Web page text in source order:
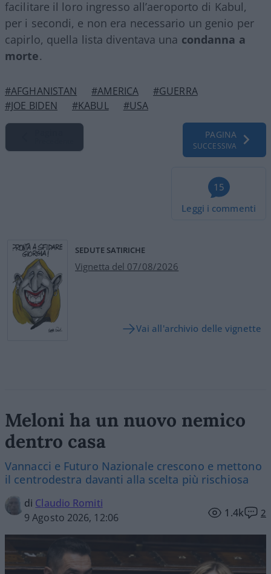
facilitare il loro ingresso all’aeroporto di Kabul,
per i secondi, e non era necessario un genio per
capirlo, quella lista diventava una condanna a
morte.
#AFGHANISTAN #AMERICA
#GUERRA
#JOE BIDEN
#KABUL #USA
PAGINA
SUCCESSIVA
15
Leggi i commenti
SEDUTE SATIRICHE
Vignetta del 07/08/2026
Vai all'archivio delle vignette
Meloni ha un nuovo nemico
dentro casa
Vannacci e Futuro Nazionale crescono e mettono
il centrodestra davanti alla scelta più rischiosa
di Claudio Romiti
9 Agosto 2026, 12:06
1.4k 2